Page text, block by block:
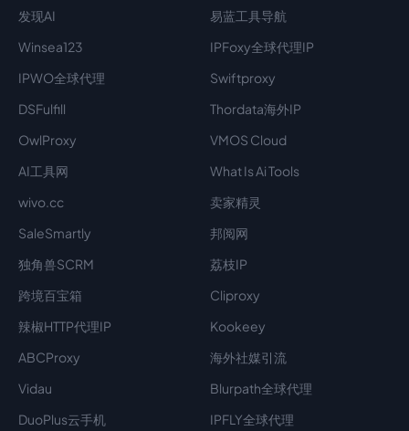
发现AI
易蓝工具导航
Winsea123
IPFoxy全球代理IP
IPWO全球代理
Swiftproxy
DSFulfill
Thordata海外IP
OwlProxy
VMOS Cloud
AI工具网
What Is Ai Tools
wivo.cc
卖家精灵
SaleSmartly
邦阅网
独角兽SCRM
荔枝IP
跨境百宝箱
Cliproxy
辣椒HTTP代理IP
Kookeey
ABCProxy
海外社媒引流
Vidau
Blurpath全球代理
DuoPlus云手机
IPFLY全球代理